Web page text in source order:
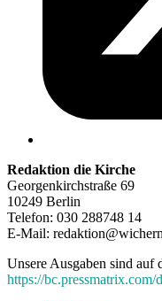
Redaktion die Kirche
Georgenkirchstraße 69
10249 Berlin
Telefon: 030 288748 14
E-Mail:
Unsere Ausgaben sind auf
https://